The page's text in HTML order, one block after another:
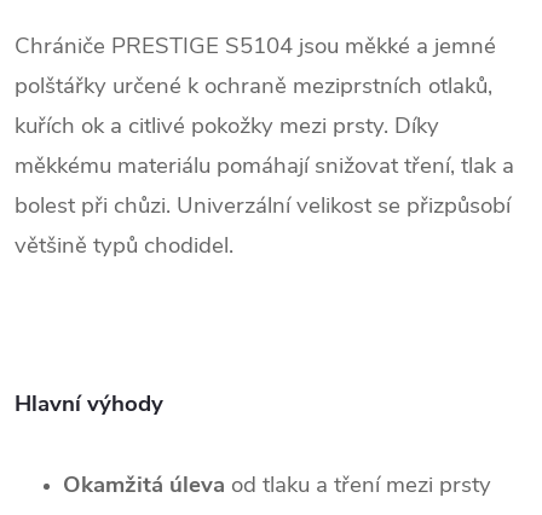
Chrániče PRESTIGE S5104 jsou měkké a jemné
polštářky určené k ochraně meziprstních otlaků,
kuřích ok a citlivé pokožky mezi prsty. Díky
měkkému materiálu pomáhají snižovat tření, tlak a
bolest při chůzi. Univerzální velikost se přizpůsobí
většině typů chodidel.
Hlavní výhody
Okamžitá úleva od tlaku a tření mezi prsty